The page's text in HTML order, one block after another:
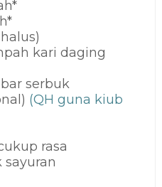
kari daging
serbuk
(QH guna kiub
rasa
sayuran